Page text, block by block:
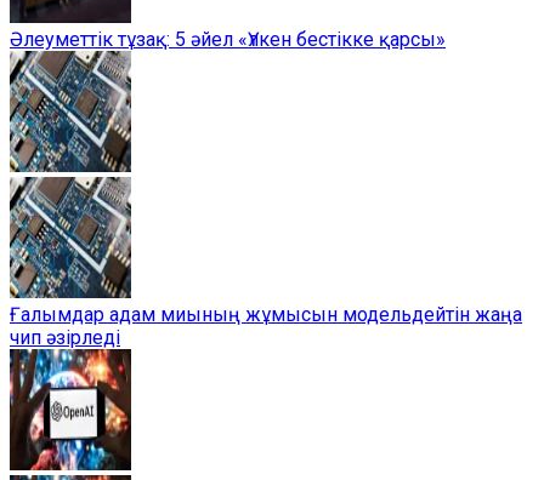
Әлеуметтік тұзақ: 5 әйел «Үлкен бестікке қарсы»
Ғалымдар адам миының жұмысын модельдейтін жаңа
чип әзірледі